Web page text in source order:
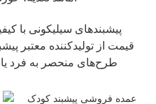
پیشبندهای سیلیکونی با
قیمت از تولیدکننده معتبر
طرح‌های منحصر به فرد